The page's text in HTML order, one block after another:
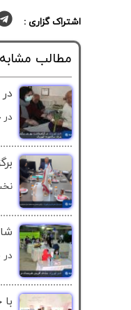
اشتراک گزاری :
مطالب مشابه